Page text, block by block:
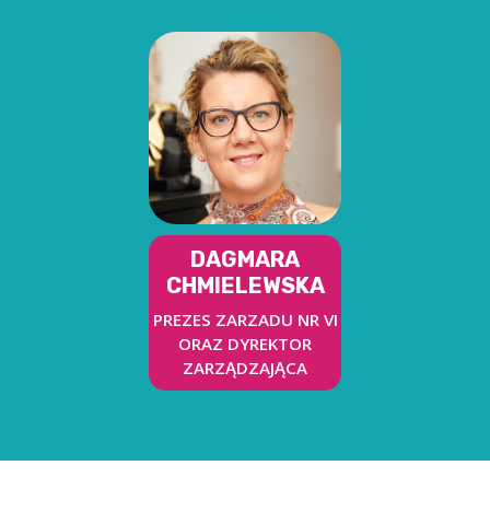
DAGMARA
CHMIELEWSKA
PREZES ZARZADU NR VI
ORAZ DYREKTOR
ZARZĄDZAJĄCA